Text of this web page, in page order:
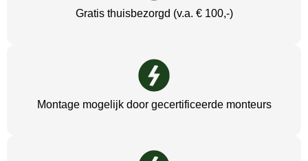
Gratis thuisbezorgd (v.a. € 100,-)
Montage mogelijk door gecertificeerde monteurs